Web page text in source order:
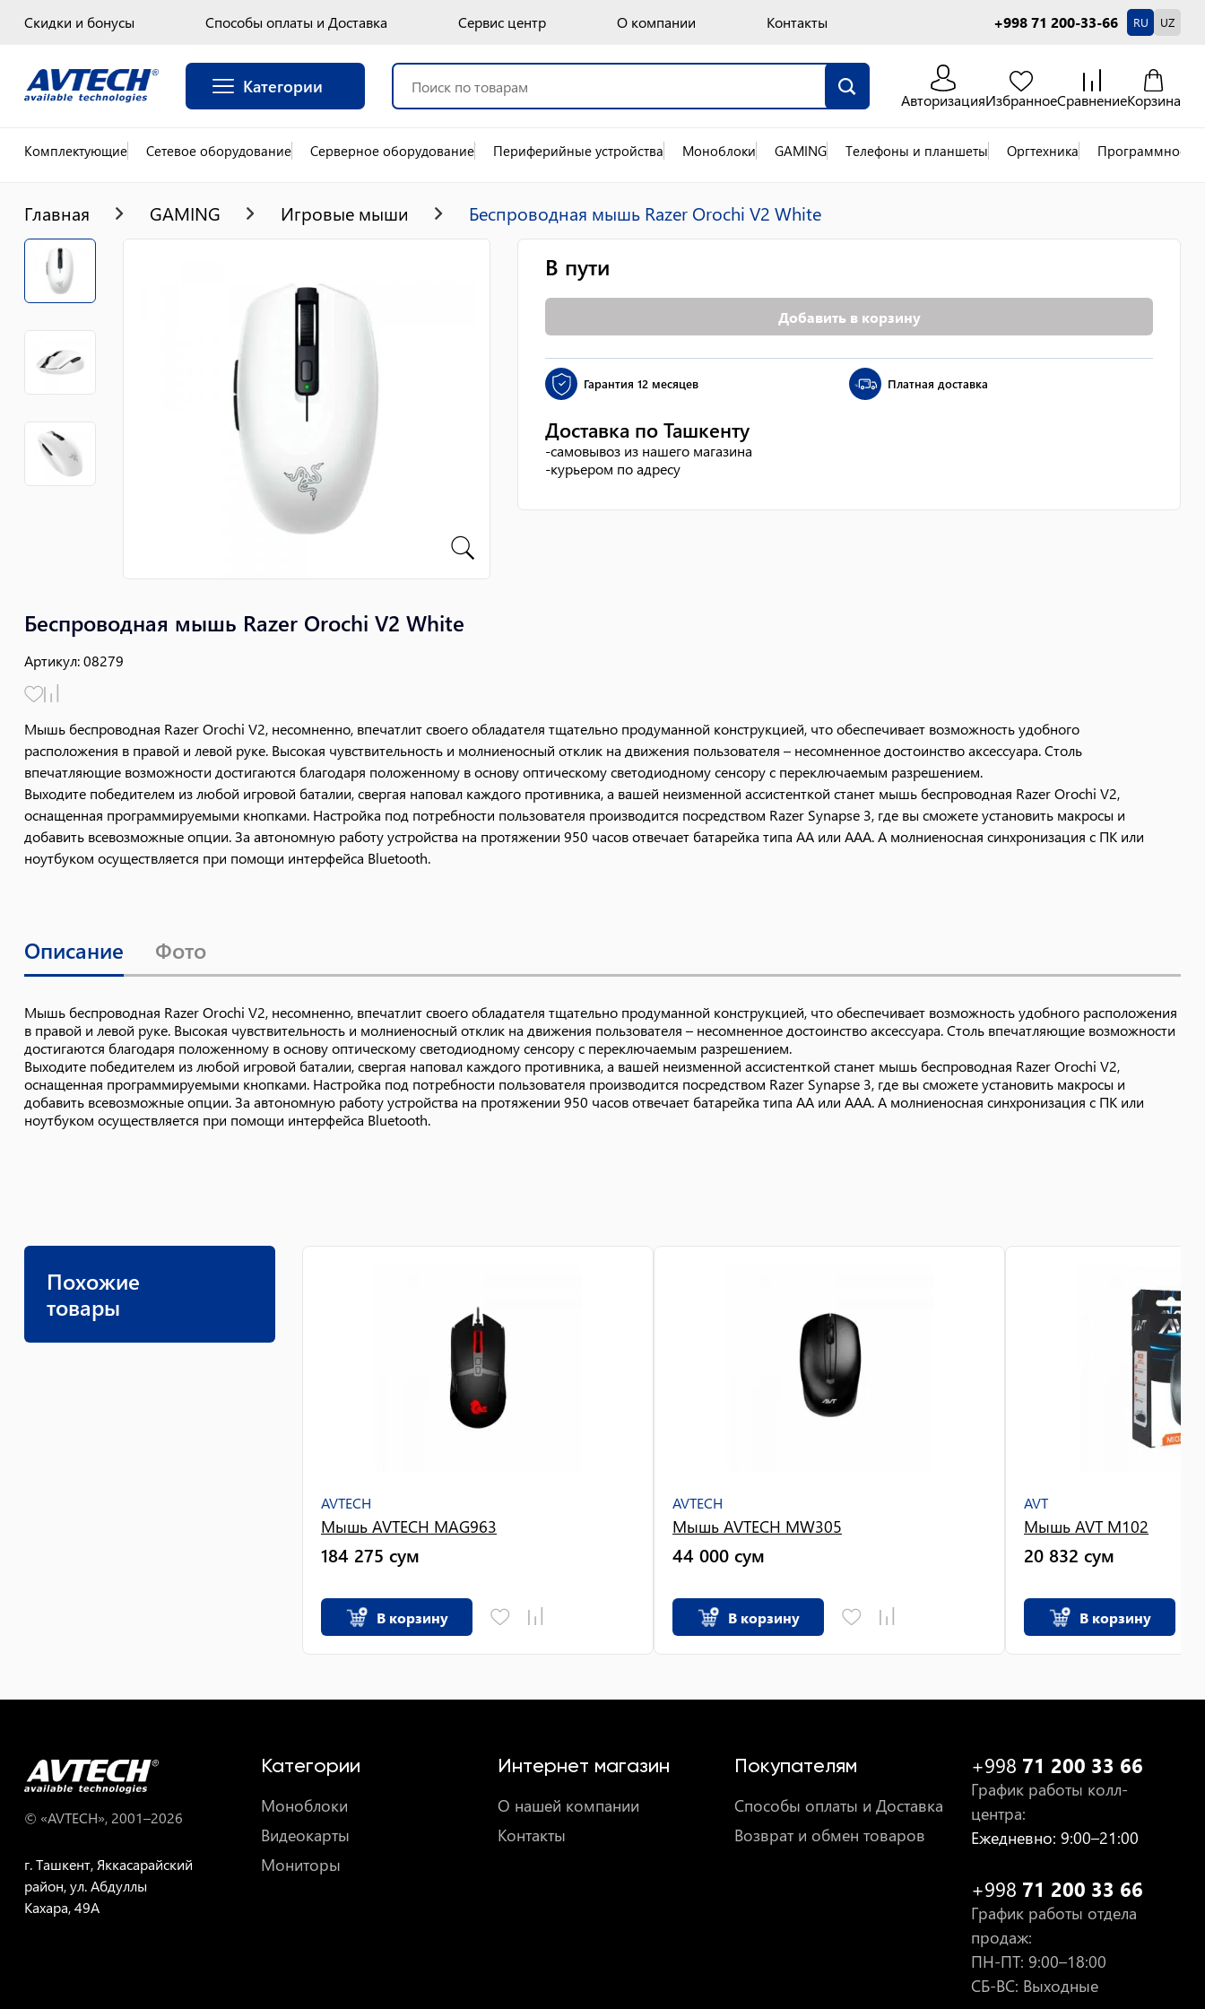
Скидки и бонусы Способы оплаты и Доставка Сервис центр О компании Контакты +998 71 200-33-66 RU UZ
Категории
АвторизацияИзбранноеСравнениеКорзина
Комплектующие Сетевое оборудование Серверное оборудование Периферийные устройства Моноблоки GAMING Телефоны и планшеты Оргтехника Программное
Главная GAMING Игровые мыши Беспроводная мышь Razer Orochi V2 White
Беспроводная мышь Razer Orochi V2 White
Артикул:08279
Мышь беспроводная Razer Orochi V2, несомненно, впечатлит своего обладателя тщательно продуманной конструкцией, что обеспечивает возможность удобного
расположения в правой и левой руке. Высокая чувствительность и молниеносный отклик на движения пользователя – несомненное достоинство аксессуара. Столь
впечатляющие возможности достигаются благодаря положенному в основу оптическому светодиодному сенсору с переключаемым разрешением.
Выходите победителем из любой игровой баталии, свергая наповал каждого противника, а вашей неизменной ассистенткой станет мышь беспроводная Razer Orochi V2,
оснащенная программируемыми кнопками. Настройка под потребности пользователя производится посредством Razer Synapse 3, где вы сможете установить макросы и
добавить всевозможные опции. За автономную работу устройства на протяжении 950 часов отвечает батарейка типа АА или ААА. А молниеносная синхронизация с ПК или
ноутбуком осуществляется при помощи интерфейса Bluetooth.
В пути
Добавить в корзину
Гарантия 12 месяцев Платная доставка
Доставка по Ташкенту
-самовывоз из нашего магазина
-курьером по адресу
Описание Фото
Мышь беспроводная Razer Orochi V2, несомненно, впечатлит своего обладателя тщательно продуманной конструкцией, что обеспечивает возможность удобного расположения
в правой и левой руке. Высокая чувствительность и молниеносный отклик на движения пользователя – несомненное достоинство аксессуара. Столь впечатляющие возможности
достигаются благодаря положенному в основу оптическому светодиодному сенсору с переключаемым разрешением.
Выходите победителем из любой игровой баталии, свергая наповал каждого противника, а вашей неизменной ассистенткой станет мышь беспроводная Razer Orochi V2,
оснащенная программируемыми кнопками. Настройка под потребности пользователя производится посредством Razer Synapse 3, где вы сможете установить макросы и
добавить всевозможные опции. За автономную работу устройства на протяжении 950 часов отвечает батарейка типа АА или ААА. А молниеносная синхронизация с ПК или
ноутбуком осуществляется при помощи интерфейса Bluetooth.
Похожие
товары
AVTECH
Мышь AVTECH MAG963
184 275 сум
В корзину
AVTECH
Мышь AVTECH MW305
44 000 сум
В корзину
AVT
Мышь AVT M102
20 832 сум
В корзину
© «AVTECH», 2001–2026
г. Ташкент, Яккасарайский
район, ул. Абдуллы
Кахара, 49A
Категории
Моноблоки
Видеокарты
Мониторы
Интернет магазин
О нашей компании
Контакты
Покупателям
Способы оплаты и Доставка
Возврат и обмен товаров
+998 71 200 33 66
График работы колл-
центра:
Ежедневно: 9:00–21:00
+998 71 200 33 66
График работы отдела
продаж:
ПН-ПТ: 9:00–18:00
СБ-ВС: Выходные